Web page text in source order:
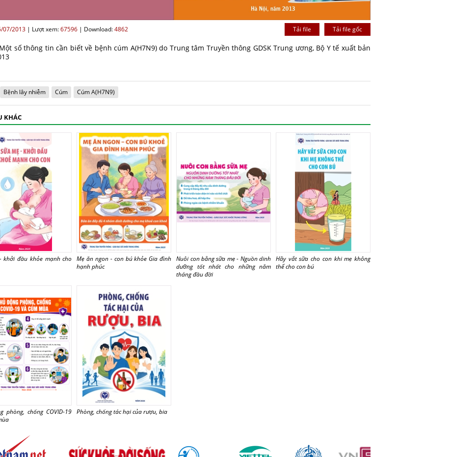
07/2013 | Lượt xem:67596 | Download:4862 Tải file gốc
Tải file
số thông tin cần biết về bệnh cúm A(H7N9) do Trung tâm Truyền thông GDSK Trung ương, Bộ Y tế xuất bản
Bệnh lây nhiễm Cúm Cúm A(H7N9)
KHÁC
khởi đầu khỏe mạnh cho
Mẹ ăn ngon - con bú khỏe Gia đình
hạnh phúc
Nuôi con bằng sữa mẹ - Nguồn dinh
dưỡng tốt nhất cho những năm
tháng đầu đời
Hãy vắt sữa cho con khi mẹ không
thể cho con bú
phòng, chống COVID-19
Phòng, chống tác hại của rượu, bia